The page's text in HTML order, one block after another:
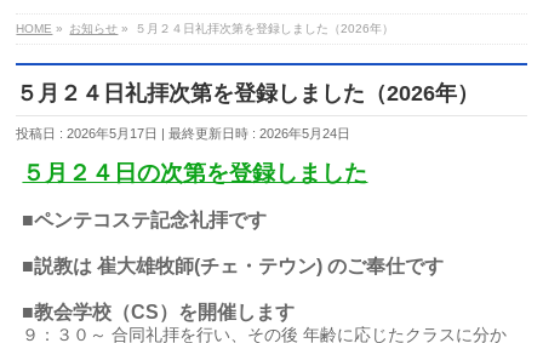
HOME » お知らせ » ５月２４日礼拝次第を登録しました（2026年）
５月２４日礼拝次第を登録しました（2026年）
投稿日 : 2026年5月17日 最終更新日時 : 2026年5月24日
５月２４日の次第を登録しました
■ペンテコステ記念礼拝です
■説教は 崔大雄牧師(チェ・テウン) のご奉仕です
■教会学校（CS）を開催します
９：３０～ 合同礼拝を行い、その後 年齢に応じたクラスに分か